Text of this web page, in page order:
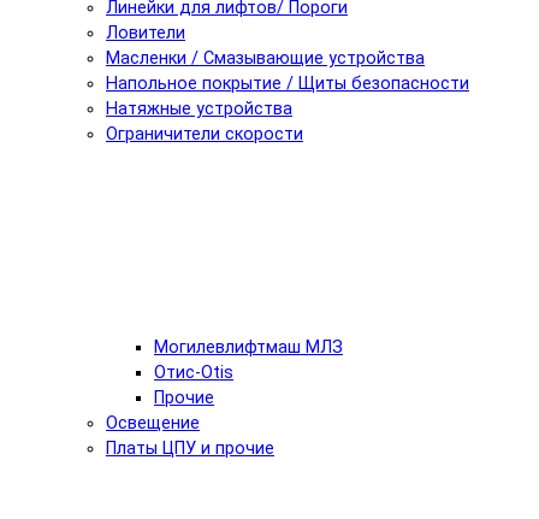
Линейки для лифтов/ Пороги
Ловители
Масленки / Смазывающие устройства
Напольное покрытие / Щиты безопасности
Натяжные устройства
Ограничители скорости
Могилевлифтмаш МЛЗ
Отис-Otis
Прочие
Освещение
Платы ЦПУ и прочие